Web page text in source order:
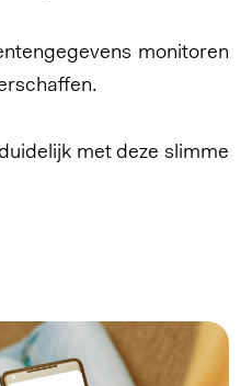
monitoren
met deze slimme